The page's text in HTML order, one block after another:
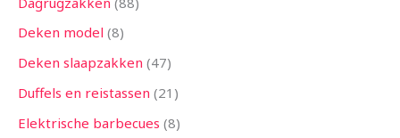
Deken model 8
Deken slaapzakken 47
Duffels en reistassen 21
Elektrische barbecues 8